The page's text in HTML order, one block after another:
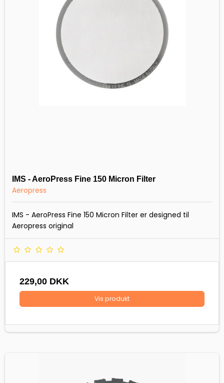
IMS - AeroPress Fine 150 Micron Filter
Aeropress
IMS - AeroPress Fine 150 Micron Filter er designed til
Aeropress original
229,00 DKK
Vis produkt